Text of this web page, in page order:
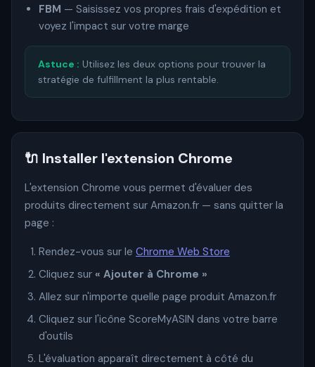
FBM — Saisissez vos propres frais d'expédition et
voyez l'impact sur votre marge
Astuce : Utilisez les deux options pour trouver la
stratégie de fulfillment la plus rentable.
🔌 Installer l'extension Chrome
L'extension Chrome vous permet d'évaluer des
produits directement sur Amazon.fr — sans quitter la
page :
Rendez-vous sur le Chrome Web Store
Cliquez sur « Ajouter à Chrome »
Allez sur n'importe quelle page produit Amazon.fr
Cliquez sur l'icône ScoreMyASIN dans votre barre
d'outils
L'évaluation apparaît directement à côté du